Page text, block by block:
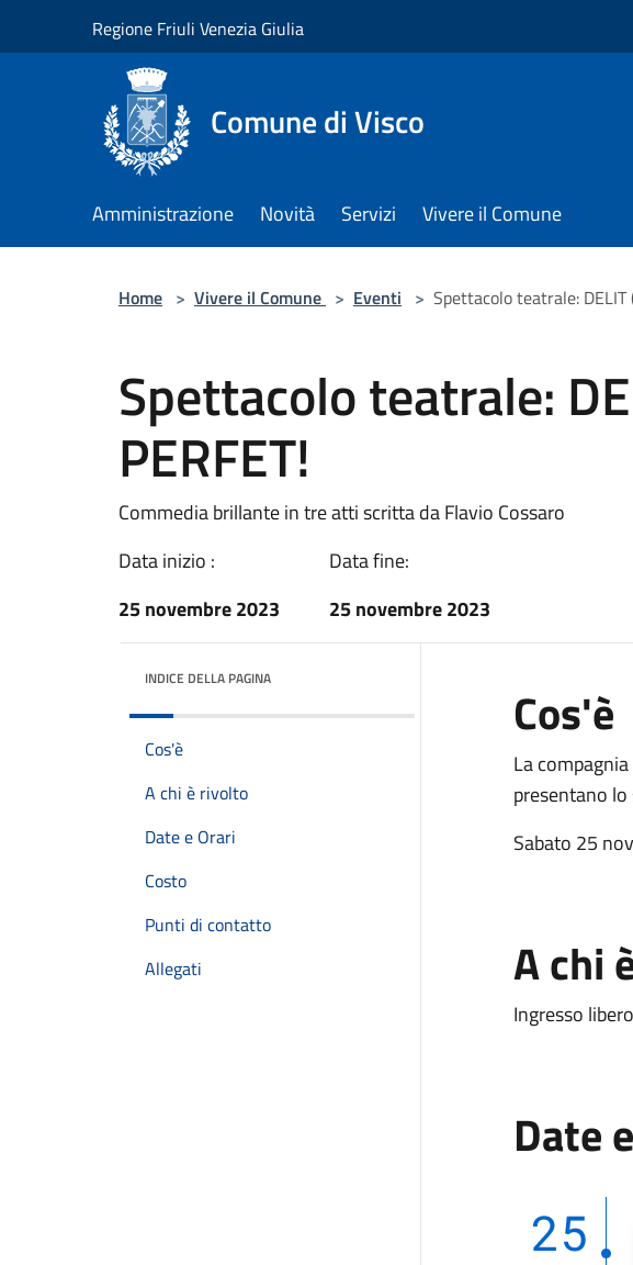
Regione Friuli Venezia Giulia
Comune di Visco
Amministrazione Novità Servizi Vivere il Comune
Home > Vivere il Comune > Eventi > Spettacolo teatrale: DELIT
Spettacolo teatrale:
PERFET!
Commedia brillante in tre atti scritta da Flavio Cossaro
Data inizio :
25 novembre 2023
Data fine:
25 novembre 2023
INDICE DELLA PAGINA
Cos'è
A chi è rivolto
Date e Orari
Costo
Punti di contatto
Allegati
Cos'è
La
presentano
Sabato 25
A chi
Ingresso libero
Date
25